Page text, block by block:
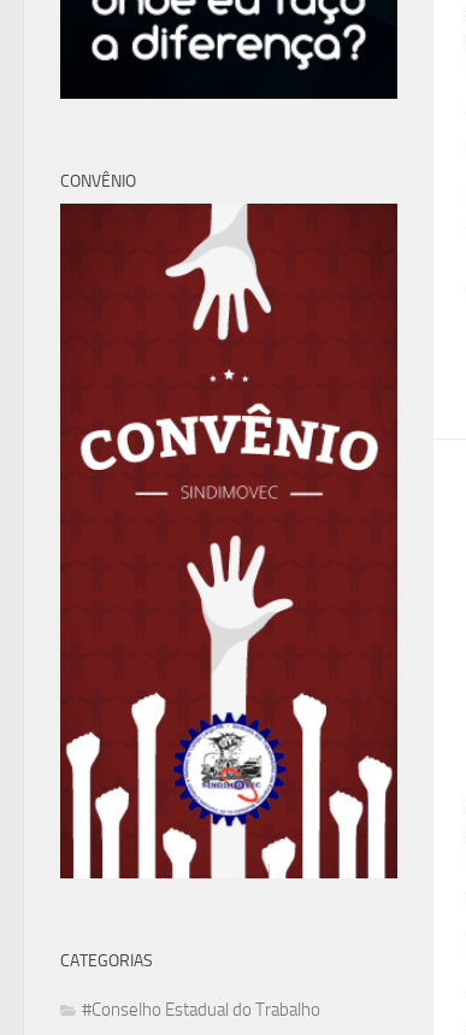
CONVÊNIO
CATEGORIAS
#Conselho Estadual do Trabalho